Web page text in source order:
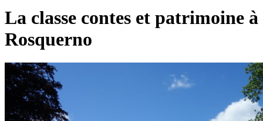
La classe contes et patrimoine à
Rosquerno